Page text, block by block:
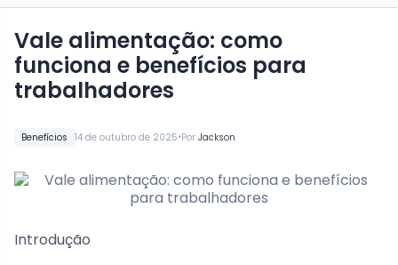
Benefícios 14 de outubro de 2025•Por Jackson
Vale alimentação: como
funciona e benefícios para
trabalhadores
Introdução